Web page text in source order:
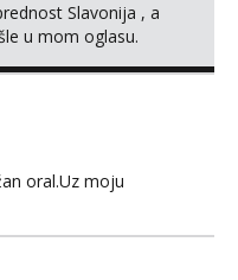
Slavonija , a
u mom oglasu.
oral.Uz moju